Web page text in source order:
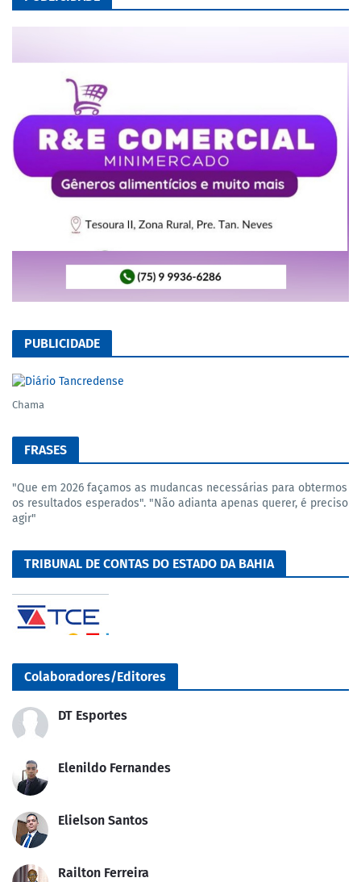
PUBLICIDADE
Chama
FRASES
"Que em 2026 façamos as mudancas necessárias para obtermos
os resultados esperados". "Não adianta apenas querer, é preciso
agir"
TRIBUNAL DE CONTAS DO ESTADO DA BAHIA
Colaboradores/Editores
DT Esportes
Elenildo Fernandes
Elielson Santos
Railton Ferreira